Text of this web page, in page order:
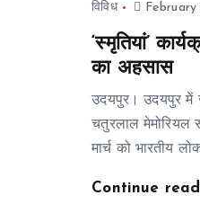
विविध
‘स्मृतियां’
का अहसास
उदयपुर। उदयपुर में
चतुरलाल मेमोरियल
मार्च को भारतीय
Continue